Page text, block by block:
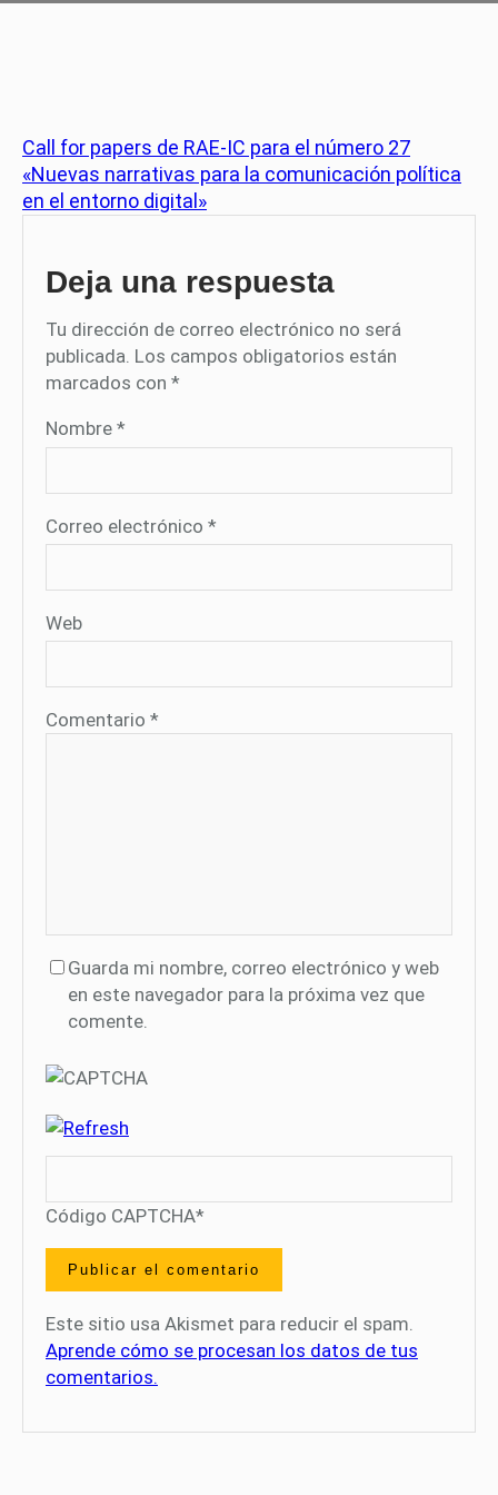
Call for papers de RAE-IC para el número 27
«Nuevas narrativas para la comunicación política
en el entorno digital»
Deja una respuesta
Tu dirección de correo electrónico no será
publicada. Los campos obligatorios están
marcados con *
Nombre *
Correo electrónico *
Web
Comentario *
Guarda mi nombre, correo electrónico y web
en este navegador para la próxima vez que
comente.
Código CAPTCHA*
Este sitio usa Akismet para reducir el spam.
Aprende cómo se procesan los datos de tus
comentarios.